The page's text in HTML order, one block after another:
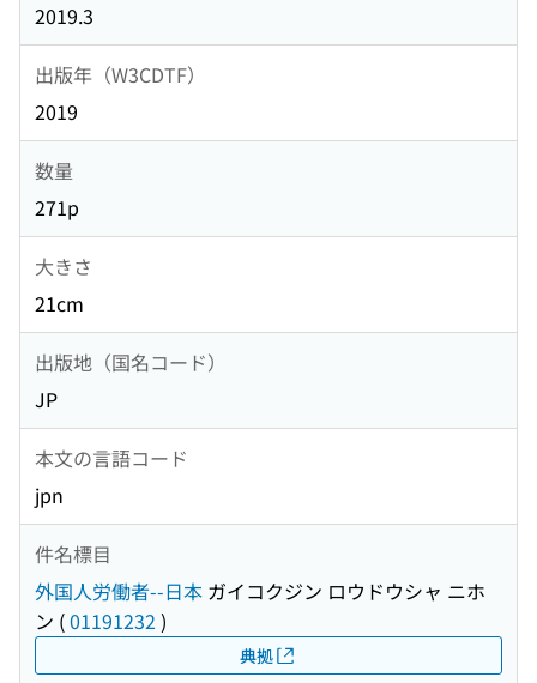
2019.3
出版年（W3CDTF）
2019
数量
271p
大きさ
21cm
出版地（国名コード）
JP
本文の言語コード
jpn
件名標目
外国人労働者--日本 ガイコクジン ロウドウシャ ニホ
ン (01191232 )
典拠